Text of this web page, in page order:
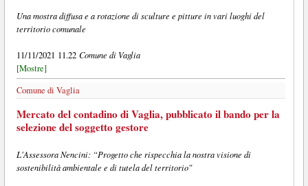
Una mostra diffusa e a rotazione di sculture e pitture in vari luoghi del
territorio comunale
11/11/2021 11.22 Comune di Vaglia
[Mostre]
Comune di Vaglia
Mercato del contadino di Vaglia, pubblicato il bando per la
selezione del soggetto gestore
L'Assessora Nencini: “Progetto che rispecchia la nostra visione di
sostenibilità ambientale e di tutela del territorio"